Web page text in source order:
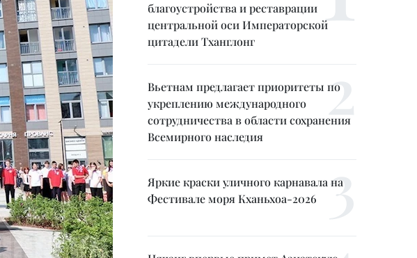
благоустройства и реставрации
центральной оси Императорской
цитадели Тханглонг
Вьетнам предлагает приоритеты по
укреплению международного
сотрудничества в области сохранения
Всемирного наследия
Яркие краски уличного карнавала на
Фестивале моря Кханьхоа-2026